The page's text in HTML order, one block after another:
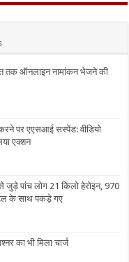
तक ऑनलाइन नामांकन भेजने की
पर एएसआई सस्पेंड: वीडियो
एक्शन
जुड़े पांच लोग 21 किलो हेरोइन, 970
के साथ पकड़े गए
का भी मिला चार्ज